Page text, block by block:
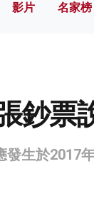
影片 名家榜
鈔票
發生於2017